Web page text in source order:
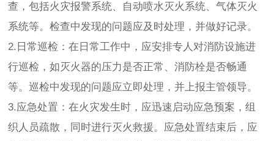
查，包括火灾报警系统、自动喷水灭火系统、气体灭火
系统等。检查中发现的问题应及时处理，并做好记录。
2.日常巡检：在日常工作中，应安排专人对消防设施进
行巡检，如灭火器的压力是否正常、消防栓是否畅通
等。巡检中发现的问题应立即处理，并上报主管领导。
3.应急处置：在火灾发生时，应迅速启动应急预案，组
织人员疏散，同时进行灭火救援。应急处置结束后，应